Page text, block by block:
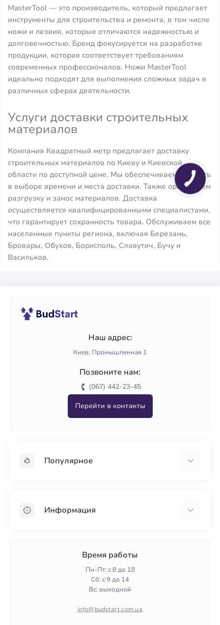
MasterTool — это производитель, который предлагает
инструменты для строительства и ремонта, в том числе
ножи и лезвия, которые отличаются надежностью и
долговечностью. Бренд фокусируется на разработке
продукции, которая соответствует требованиям
современных профессионалов. Ножи MasterTool
идеально подходят для выполнения сложных задач в
различных сферах деятельности.
Услуги доставки строительных
материалов
Компания Квадратный метр предлагает доставку
строительных материалов по Киеву и Киевской
области по доступной цене. Мы обеспечиваем гибкость
в выборе времени и места доставки. Также организуем
разгрузку и занос материалов. Доставка
осуществляется квалифицированными специалистами,
что гарантирует сохранность товара. Обслуживаем все
населенные пункты региона, включая Березань,
Бровары, Обухов, Борисполь, Славутич, Бучу и
Васильков.
Наш адрес:
Киев, Промышленная 1
Позвоните нам:
(067) 442-23-45
Перейти в контакты
Популярное
ПенопластИнформация
Политика конфиденциальности
Время работы
Пн-Пт: с 8 до 18
Сб: с 9 до 14
Вс: выходной
info@budstart.com.ua